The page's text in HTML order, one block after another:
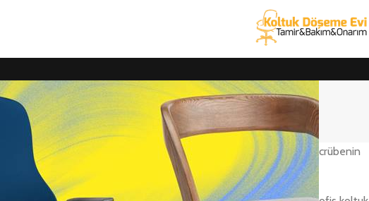
ve ofis koltuk yedek parça hizmetlerinde 25 yıllık birikim ve tecrübenin